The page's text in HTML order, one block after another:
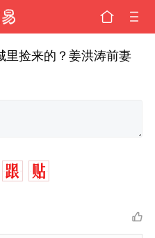
里捡来的？姜洪涛前妻